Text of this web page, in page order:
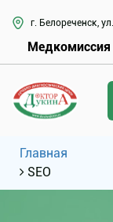
г. Белореченск,
Медкомиссия
Главная
SEO